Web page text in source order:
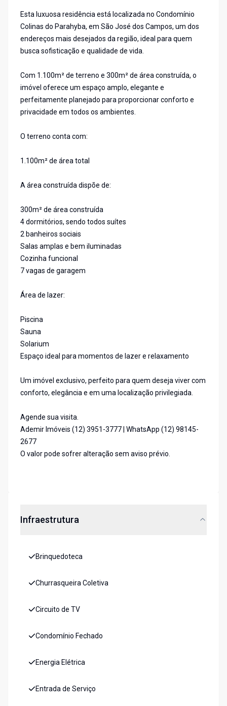
Esta luxuosa residência está localizada no Condomínio
Colinas do Parahyba, em São José dos Campos, um dos
endereços mais desejados da região, ideal para quem
busca sofisticação e qualidade de vida.
Com 1.100m² de terreno e 300m² de área construída, o
imóvel oferece um espaço amplo, elegante e
perfeitamente planejado para proporcionar conforto e
privacidade em todos os ambientes.
O terreno conta com:
1.100m² de área total
A área construída dispõe de:
300m² de área construída
4 dormitórios, sendo todos suítes
2 banheiros sociais
Salas amplas e bem iluminadas
Cozinha funcional
7 vagas de garagem
Área de lazer:
Piscina
Sauna
Solarium
Espaço ideal para momentos de lazer e relaxamento
Um imóvel exclusivo, perfeito para quem deseja viver com
conforto, elegância e em uma localização privilegiada.
Agende sua visita.
Ademir Imóveis (12) 3951-3777 | WhatsApp (12) 98145-
2677
O valor pode sofrer alteração sem aviso prévio.
Infraestrutura
Brinquedoteca
Churrasqueira Coletiva
Circuito de TV
Condomínio Fechado
Energia Elétrica
Entrada de Serviço